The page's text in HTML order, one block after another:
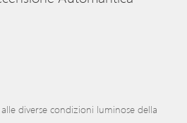
diverse condizioni luminose della